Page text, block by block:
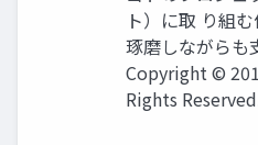
ト）に取 り組
琢磨しながらも
Copyright ©
Rights